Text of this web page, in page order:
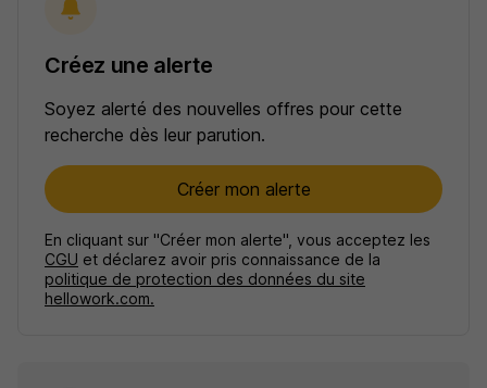
Créez une alerte
Soyez alerté des nouvelles offres pour cette
recherche dès leur parution.
Créer mon alerte
En cliquant sur "Créer mon alerte", vous acceptez les
CGU et déclarez avoir pris connaissance de la
politique de protection des données du site
hellowork.com.